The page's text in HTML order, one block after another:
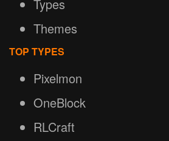
Types
Themes
TOP TYPES
Pixelmon
OneBlock
RLCraft